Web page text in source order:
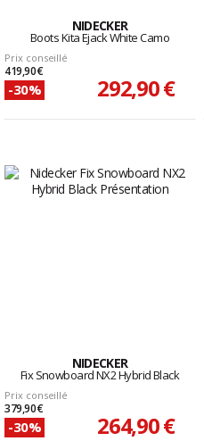
NIDECKER
Boots Kita Ejack White Camo
Prix conseillé
419,90 €
-30% 292,90 €
NIDECKER
Fix Snowboard NX2 Hybrid Black
Prix conseillé
379,90 €
-30% 264,90 €